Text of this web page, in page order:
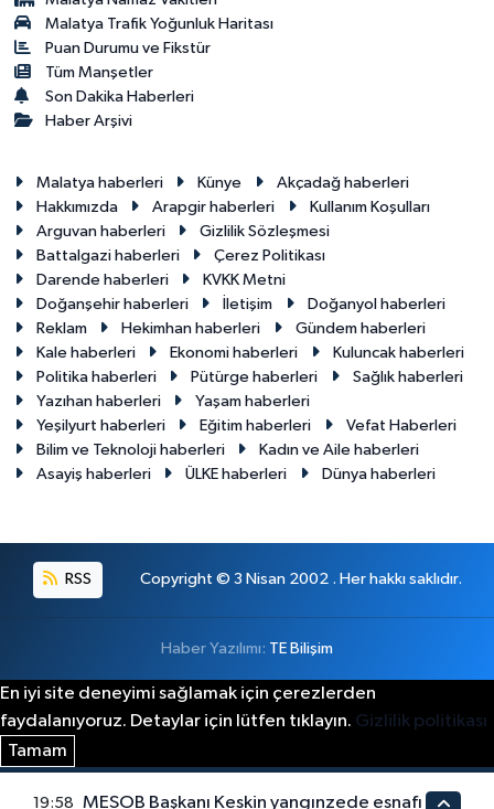
Malatya Trafik Yoğunluk Haritası
Puan Durumu ve Fikstür
Tüm Manşetler
Son Dakika Haberleri
Haber Arşivi
Malatya haberleri Künye
Akçadağ haberleri
Hakkımızda
Arapgir haberleri
Kullanım Koşulları
Arguvan haberleri
Gizlilik Sözleşmesi
Battalgazi haberleri
Çerez Politikası
Darende haberleri
KVKK Metni
Doğanşehir haberleri
İletişim
Doğanyol haberleri
Reklam
Hekimhan haberleri
Gündem haberleri
Kale haberleri
Ekonomi haberleri
Kuluncak haberleri
Politika haberleri
Pütürge haberleri
Sağlık haberleri
Yazıhan haberleri
Yaşam haberleri
Yeşilyurt haberleri
Eğitim haberleri
Vefat Haberleri
Bilim ve Teknoloji haberleri
Kadın ve Aile haberleri
Asayiş haberleri
ÜLKE haberleri Dünya haberleri
RSS Copyright © 3 Nisan 2002 . Her hakkı saklıdır.
Haber Yazılımı: TE Bilişim
En iyi site deneyimi sağlamak için çerezlerden
faydalanıyoruz. Detaylar için lütfen tıklayın. Gizlilik politikası
Tamam
19:58 MESOB Başkanı Keskin yangınzede esnafı